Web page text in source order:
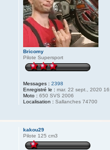
Bricomy
Pilote Supersport
Messages : 2398
Enregistré le : mar. 22 sept., 2020
Moto : 650 SVS 2006
Localisation : Sallanches 74700
kakou29
Pilote 125 cm3